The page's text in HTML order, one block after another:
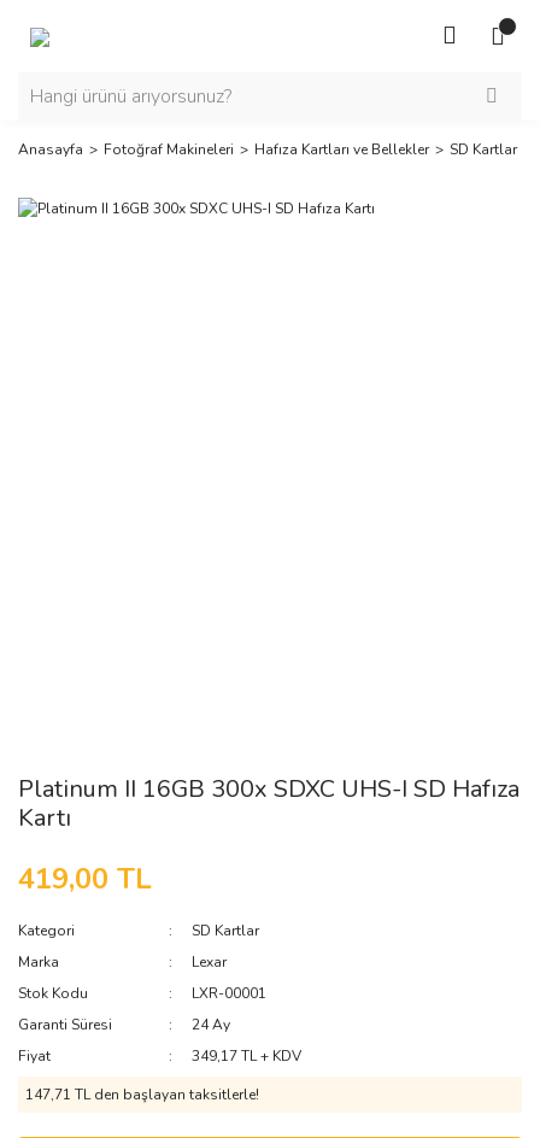
Anasayfa Fotoğraf Makineleri Hafıza Kartları ve Bellekler SD Kartlar
Platinum II 16GB 300x SDXC UHS-I SD Hafıza
Kartı
419,00 TL
Kategori
SD Kartlar
Marka
Lexar
Stok Kodu
LXR-00001
Garanti Süresi
24 Ay
Fiyat
349,17 TL + KDV
147,71 TL den başlayan taksitlerle!